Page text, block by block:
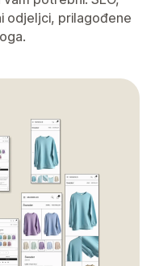
odjeljci, prilagođene